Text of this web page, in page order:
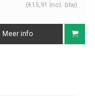
(€15,91 Incl. btw)
Meer info